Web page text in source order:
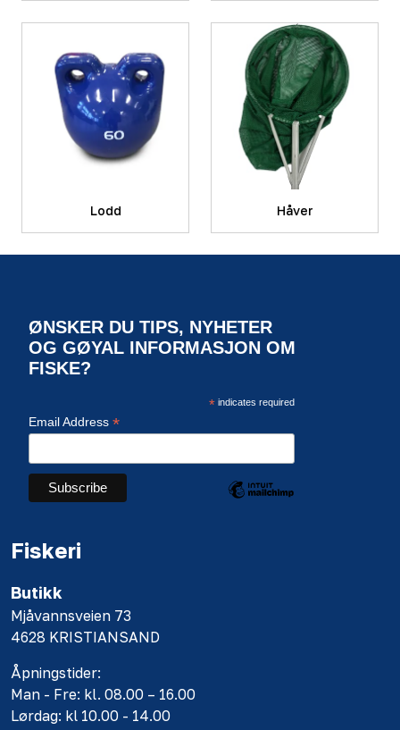
Lodd Håver
ØNSKER DU TIPS, NYHETER
OG GØYAL INFORMASJON OM
FISKE?
*indicates required
Email Address *
Fiskeri
Butikk
Mjåvannsveien 73
4628 KRISTIANSAND
Åpningstider:
Man - Fre: kl. 08.00 – 16.00
Lørdag: kl 10.00 - 14.00